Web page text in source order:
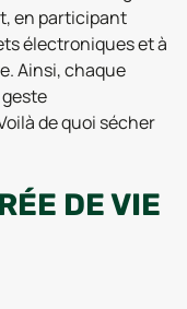
en participant
électroniques et à
Ainsi, chaque
de quoi sécher
DE VIE